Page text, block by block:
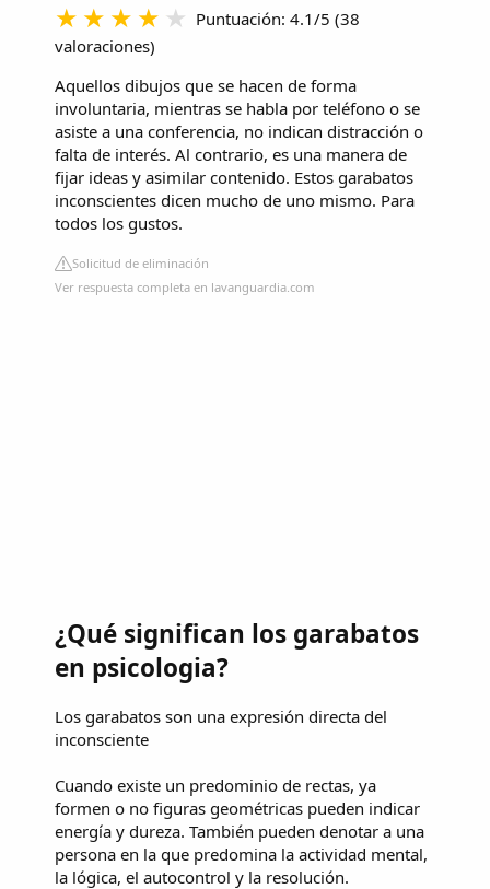
Puntuación: 4.1/5 (38
valoraciones)
Aquellos dibujos que se hacen de forma
involuntaria, mientras se habla por teléfono o se
asiste a una conferencia, no indican distracción o
falta de interés. Al contrario, es una manera de
fijar ideas y asimilar contenido. Estos garabatos
inconscientes dicen mucho de uno mismo. Para
todos los gustos.
Solicitud de eliminación
Ver respuesta completa en lavanguardia.com
¿Qué significan los garabatos
en psicologia?
Los garabatos son una expresión directa del
inconsciente
Cuando existe un predominio de rectas, ya
formen o no figuras geométricas pueden indicar
energía y dureza. También pueden denotar a una
persona en la que predomina la actividad mental,
la lógica, el autocontrol y la resolución.